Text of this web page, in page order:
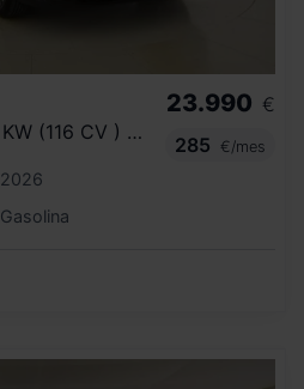
TAIGO MÁS 1.0 TSI 85 KW (116 CV ) 6 VEL.
2026
Gasolina
23.990 €
285
€/mes